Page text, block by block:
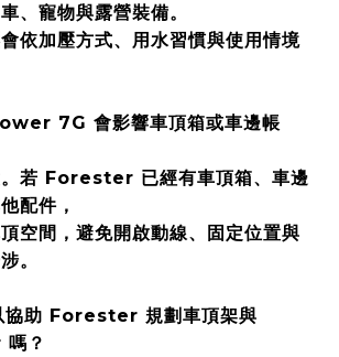
、寵物與露營裝備。
依加壓方式、用水習慣與使用情境
7G 會影響車頂箱或車邊帳
。若 Forester 已經有車頂箱、車邊
配件，
空間，避免開啟動線、固定位置與
。
助 Forester 規劃車頂架與
？